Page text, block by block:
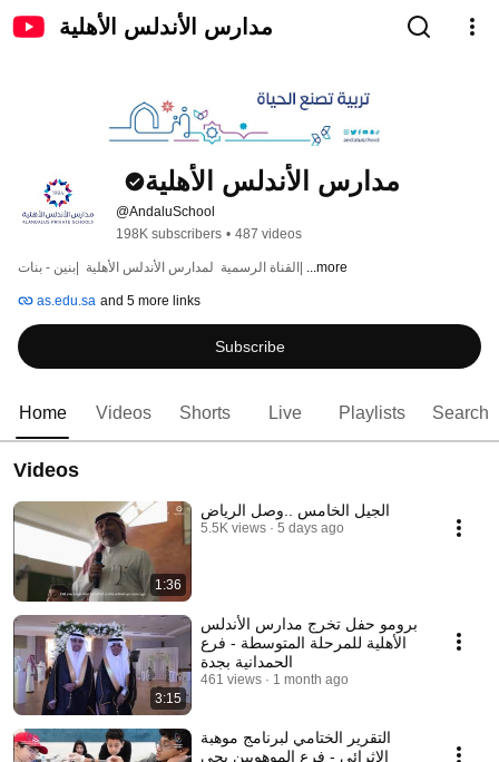
مدارس الأندلس الأهلية
مدارس الأندلس الأهلية
@AndaluSchool
198K subscribers • 487 videos
...more
as.edu.sa and 5 more links
Subscribe
Home Videos Shorts Live Playlists Search
Videos
1:36
الجيل الخامس ..وصل الرياض
5.5K views 5 days ago
3:15
برومو حفل تخرج مدارس الأندلس
الأهلية للمرحلة المتوسطة - فرع
الحمدانية بجدة
461 views 1 month ago
التقرير الختامي لبرنامج موهبة
الإثرائي - فرع الموهوبين بحي